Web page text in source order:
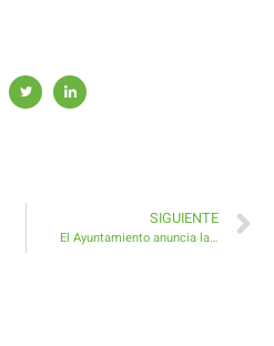
SIGUIENTE
El Ayuntamiento anuncia las fiestas de Santiago Apóstol en Costa Antigua